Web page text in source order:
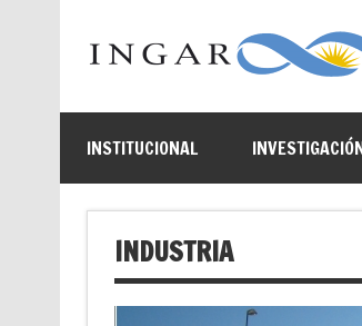
INSTITUCIONAL
INDUSTRIA